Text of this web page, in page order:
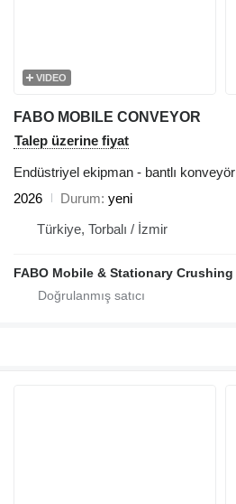
VIDEO
FABO MOBILE CONVEYOR
Talep üzerine fiyat
Endüstriyel ekipman - bantlı konveyör
2026
Durum yeni
Türkiye, Torbalı / İzmir